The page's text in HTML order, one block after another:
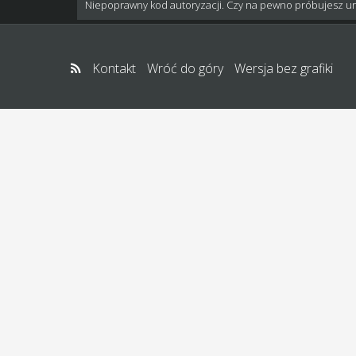
Niepoprawny kod autoryzacji. Czy na pewno próbujesz
Kontakt Wróć do góry Wersja bez grafiki